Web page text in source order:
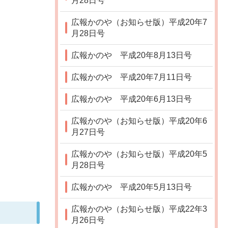
広報かのや（お知らせ版）平成20年7
月28日号
広報かのや 平成20年8月13日号
広報かのや 平成20年7月11日号
広報かのや 平成20年6月13日号
広報かのや（お知らせ版）平成20年6
月27日号
広報かのや（お知らせ版）平成20年5
月28日号
広報かのや 平成20年5月13日号
広報かのや（お知らせ版）平成22年3
月26日号